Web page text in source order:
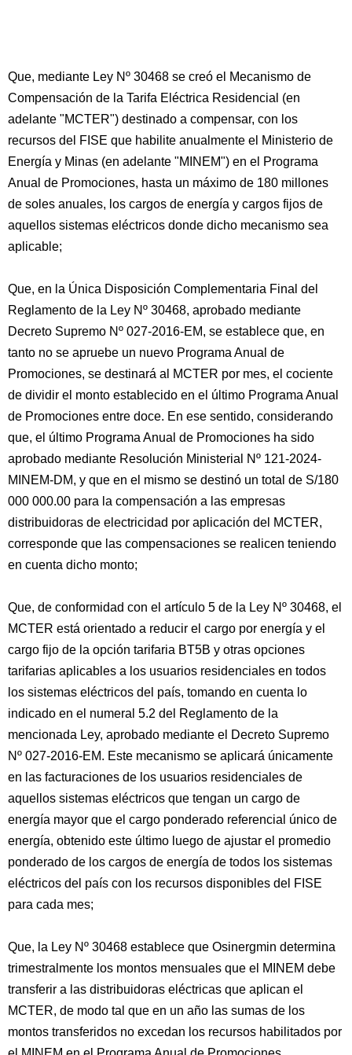
Que, mediante Ley Nº 30468 se creó el Mecanismo de
Compensación de la Tarifa Eléctrica Residencial (en
adelante "MCTER") destinado a compensar, con los
recursos del FISE que habilite anualmente el Ministerio de
Energía y Minas (en adelante "MINEM") en el Programa
Anual de Promociones, hasta un máximo de 180 millones
de soles anuales, los cargos de energía y cargos fijos de
aquellos sistemas eléctricos donde dicho mecanismo sea
aplicable;
Que, en la Única Disposición Complementaria Final del
Reglamento de la Ley Nº 30468, aprobado mediante
Decreto Supremo Nº 027-2016-EM, se establece que, en
tanto no se apruebe un nuevo Programa Anual de
Promociones, se destinará al MCTER por mes, el cociente
de dividir el monto establecido en el último Programa Anual
de Promociones entre doce. En ese sentido, considerando
que, el último Programa Anual de Promociones ha sido
aprobado mediante Resolución Ministerial Nº 121-2024-
MINEM-DM, y que en el mismo se destinó un total de S/180
000 000.00 para la compensación a las empresas
distribuidoras de electricidad por aplicación del MCTER,
corresponde que las compensaciones se realicen teniendo
en cuenta dicho monto;
Que, de conformidad con el artículo 5 de la Ley Nº 30468, el
MCTER está orientado a reducir el cargo por energía y el
cargo fijo de la opción tarifaria BT5B y otras opciones
tarifarias aplicables a los usuarios residenciales en todos
los sistemas eléctricos del país, tomando en cuenta lo
indicado en el numeral 5.2 del Reglamento de la
mencionada Ley, aprobado mediante el Decreto Supremo
Nº 027-2016-EM. Este mecanismo se aplicará únicamente
en las facturaciones de los usuarios residenciales de
aquellos sistemas eléctricos que tengan un cargo de
energía mayor que el cargo ponderado referencial único de
energía, obtenido este último luego de ajustar el promedio
ponderado de los cargos de energía de todos los sistemas
eléctricos del país con los recursos disponibles del FISE
para cada mes;
Que, la Ley Nº 30468 establece que Osinergmin determina
trimestralmente los montos mensuales que el MINEM debe
transferir a las distribuidoras eléctricas que aplican el
MCTER, de modo tal que en un año las sumas de los
montos transferidos no excedan los recursos habilitados por